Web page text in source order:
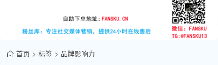
首页 标签 品牌影响力